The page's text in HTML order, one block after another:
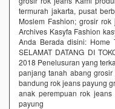
termurah jakarta, pusat
Moslem Fashion; grosir
Archives Kasyfa Fashion
Anda Berada disini: Home
SELAMAT DATANG DI
2018 Penelusuran yang
panjang tanah abang
bandung rok jeans payung
anak perempuan rok
payung